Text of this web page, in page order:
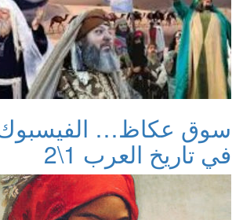
سوق عكاظ… الفيسبوك
في تاريخ العرب 1\2